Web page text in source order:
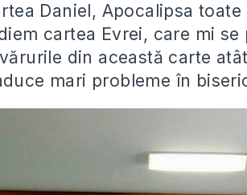
Daniel, Apocalipsa
cartea Evrei, care mi se
din această carte
mari probleme în